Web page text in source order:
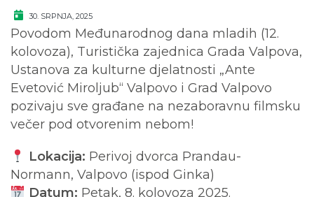
30. SRPNJA, 2025
Povodom Međunarodnog dana mladih (12.
kolovoza), Turistička zajednica Grada Valpova,
Ustanova za kulturne djelatnosti „Ante
Evetović Miroljub“ Valpovo i Grad Valpovo
pozivaju sve građane na nezaboravnu filmsku
večer pod otvorenim nebom!
Lokacija: Perivoj dvorca Prandau-
Normann, Valpovo (ispod Ginka)
Datum: Petak, 8. kolovoza 2025.